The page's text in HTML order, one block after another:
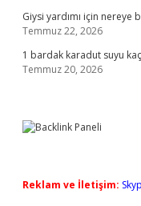
Giysi yardımı için nereye
Temmuz 22, 2026
1 bardak karadut suyu
Temmuz 20, 2026
Reklam ve İletişim: